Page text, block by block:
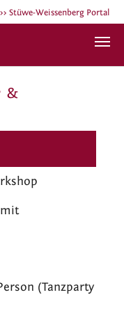
>> Stüwe-Weissenberg Portal
&
mit
(Tanzparty